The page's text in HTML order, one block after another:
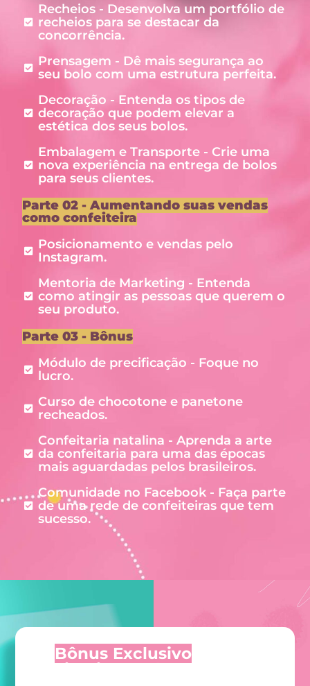
Recheios - Desenvolva um portfólio de
recheios para se destacar da
concorrência.
Prensagem - Dê mais segurança ao
seu bolo com uma estrutura perfeita.
Decoração - Entenda os tipos de
decoração que podem elevar a
estética dos seus bolos.
Embalagem e Transporte - Crie uma
nova experiência na entrega de bolos
para seus clientes.
Parte 02 - Aumentando suas vendas
como confeiteira
Posicionamento e vendas pelo
Instagram.
Mentoria de Marketing - Entenda
como atingir as pessoas que querem o
seu produto.
Parte 03 - Bônus
Módulo de precificação - Foque no
lucro.
Curso de chocotone e panetone
recheados.
Confeitaria natalina - Aprenda a arte
da confeitaria para uma das épocas
mais aguardadas pelos brasileiros.
Comunidade no Facebook - Faça parte
de uma rede de confeiteiras que tem
sucesso.
Bônus Exclusivopara as
primeiras 24 horas. eBook